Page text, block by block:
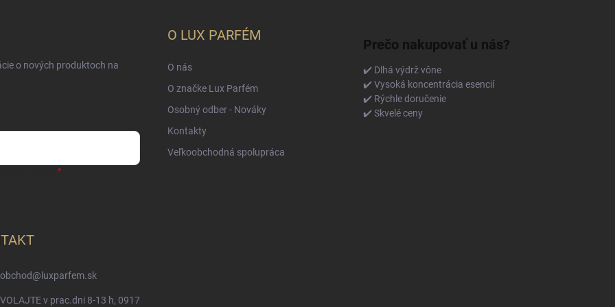
o nových produktoch na
O LUX PARFÉM
O nás
O značke Lux Parfém
Osobný odber - Nováky
Kontakty
Veľkoobchodná spolupráca
Prečo nakupovať u nás?
✔️ Dlhá výdrž vône
✔️ Vysoká koncentrácia esencií
✔️ Rýchle doručenie
✔️ Skvelé ceny
obchod@ luxparfem.sk
VOLAJTE v prac.dni 8-13 h, 0917